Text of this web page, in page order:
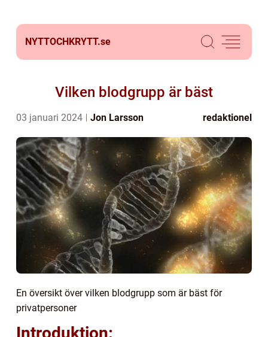
NYTTOCHKRYTT.se
Vilken blodgrupp är bäst
03 januari 2024 Jon Larsson redaktionel
En översikt över vilken blodgrupp som är bäst för
privatpersoner